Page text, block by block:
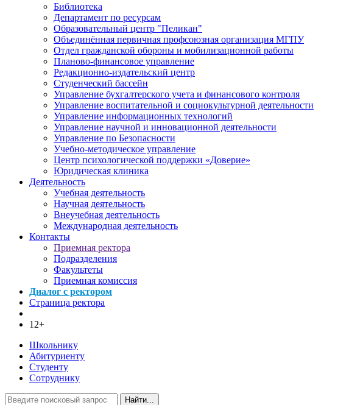
Библиотека
Департамент по ресурсам
Образовательный центр "Пеликан"
Объединённая первичная профсоюзная организация МГПУ
Отдел гражданской обороны и мобилизационной работы
Планово-финансовое управление
Редакционно-издательский центр
Студенческий бассейн
Управление бухгалтерского учета и финансового контроля
Управление воспитательной и социокультурной деятельности
Управление информационных технологий
Управление научной и инновационной деятельности
Управление по Безопасности
Учебно-методическое управление
Центр психологической поддержки «Доверие»
Юридическая клиника
Деятельность
Учебная деятельность
Научная деятельность
Внеучебная деятельность
Международная деятельность
Контакты
Приемная ректора
Подразделения
Факультеты
Приемная комиссия
Диалог с ректором
Страница ректора
12+
Школьнику
Абитуриенту
Студенту
Сотруднику
Найти...